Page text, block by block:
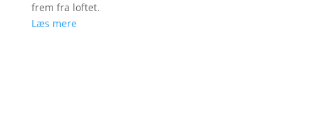
frem fra loftet.
Læs mere